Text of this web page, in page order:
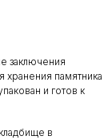
заключения
хранения памятника
и готов к
в